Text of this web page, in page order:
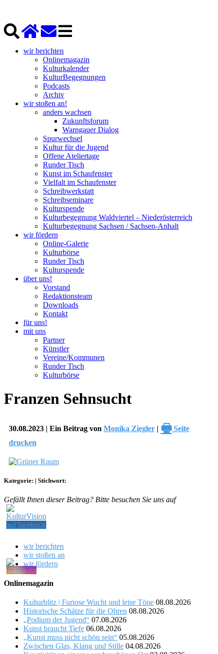
wir berichten
Onlinemagazin
Kulturkalender
KulturBegegnungen
Podcasts
Archiv
wir stoßen an!
anders wachsen
Zukunftsforum
Warngauer Dialog
Spurwechsel
Kultur für die Jugend
Offene Ateliertage
Runder Tisch
Kunst im Schaufenster
Vielfalt im Schaufenster
Schreibwerkstatt
Schreibseminare
Kulturspende
Kulturbegegnung Waldviertel – Niederösterreich
Kulturbegegnung Sachsen / Sachsen-Anhalt
wir fördern
Online-Galerie
Kulturbörse
Runder Tisch
Kulturspende
über uns!
Vorstand
Redaktionsteam
Downloads
Kontakt
für uns!
mit uns
Partner
Künstler
Vereine/Kommunen
Runder Tisch
Kulturbörse
Franzen Sehnsucht
30.08.2023 | Ein Beitrag von Monika Ziegler | 🖶 Seite
drucken
Kategorie: | Stichwort:
Gefällt Ihnen dieser Beitrag? Bitte besuchen Sie uns auf
wir berichten
wir stoßen an
wir fördern
Onlinemagazin
Kulturblitz | Furiose Wucht und leise Töne 08.08.2026
Historische Schätze für die Ohren 08.08.2026
„Podium der Jugend“ 07.08.2026
Kunst braucht Tiefe 06.08.2026
„Kunst muss nicht schön sein“ 05.08.2026
Zwischen Glas, Klang und Stille 04.08.2026